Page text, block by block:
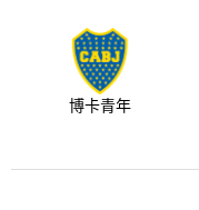
博卡青年